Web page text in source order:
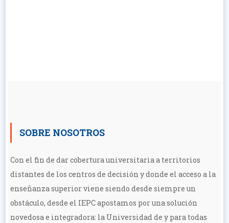
SOBRE NOSOTROS
Con el fin de dar cobertura universitaria a territorios
distantes de los centros de decisión y donde el acceso a la
enseñanza superior viene siendo desde siempre un
obstáculo, desde el IEPC apostamos por una solución
novedosa e integradora: la Universidad de y para todas